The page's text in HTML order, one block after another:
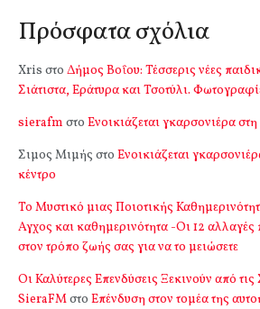
Πρόσφατα σχόλια
Xris στο Δήμος Βοΐου: Τέσσερις νέες
Σιάτιστα, Εράτυρα και Τσοτύλι.
sierafm στο Ενοικιάζεται γκαρσονιέρα
Σιμος Μιμής στο Ενοικιάζεται
κέντρο
Το Μυστικό μιας Ποιοτικής
Αγχος και καθημερινότητα -Οι 12 αλλαγές
στον τρόπο ζωής σας για να το μειώσετε
Οι Καλύτερες Επενδύσεις Ξεκινούν από
SieraFMστο Επένδυση στον τομέα της